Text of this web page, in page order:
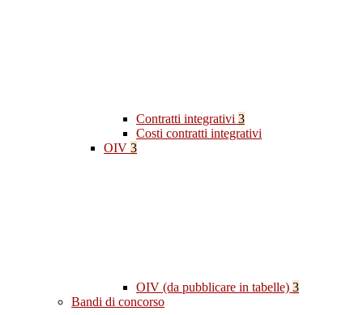
Contratti integrativi 3
Costi contratti integrativi
OIV 3
OIV (da pubblicare in tabelle) 3
Bandi di concorso